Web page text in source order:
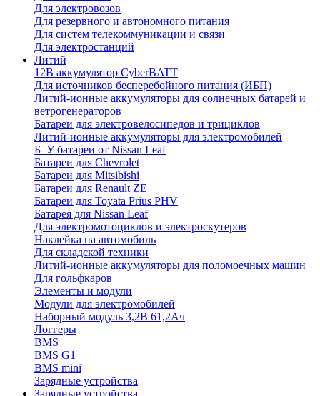
Для электровозов
Для резервного и автономного питания
Для систем телекоммуникации и связи
Для электростанций
Литий
12В аккумулятор CyberBATT
Для источников бесперебойного питания (ИБП)
Литий-ионные аккумуляторы для солнечных батарей и
ветрогенераторов
Батареи для электровелосипедов и трициклов
Литий-ионные аккумуляторы для электромобилей
Б_У батареи от Nissan Leaf
Батареи для Chevrolet
Батареи для Mitsibishi
Батареи для Renault ZE
Батареи для Toyata Prius PHV
Батарея для Nissan Leaf
Для электромотоциклов и электроскутеров
Наклейка на автомобиль
Для складской техники
Литий-ионные аккумуляторы для поломоечных машин
Для гольфкаров
Элементы и модули
Модули для электромобилей
Наборный модуль 3,2В 61,2Ач
Логгеры
BMS
BMS G1
BMS mini
Зарядные устройства
Зарядные устройства